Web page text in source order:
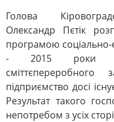
Голова
Олександр Пєтік
програмою соціально-
- 2015 роки
підприємство досі
Результат такого
непотребом з усіх